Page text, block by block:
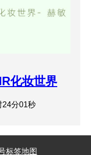
化妆世界
24分01秒
标签地图